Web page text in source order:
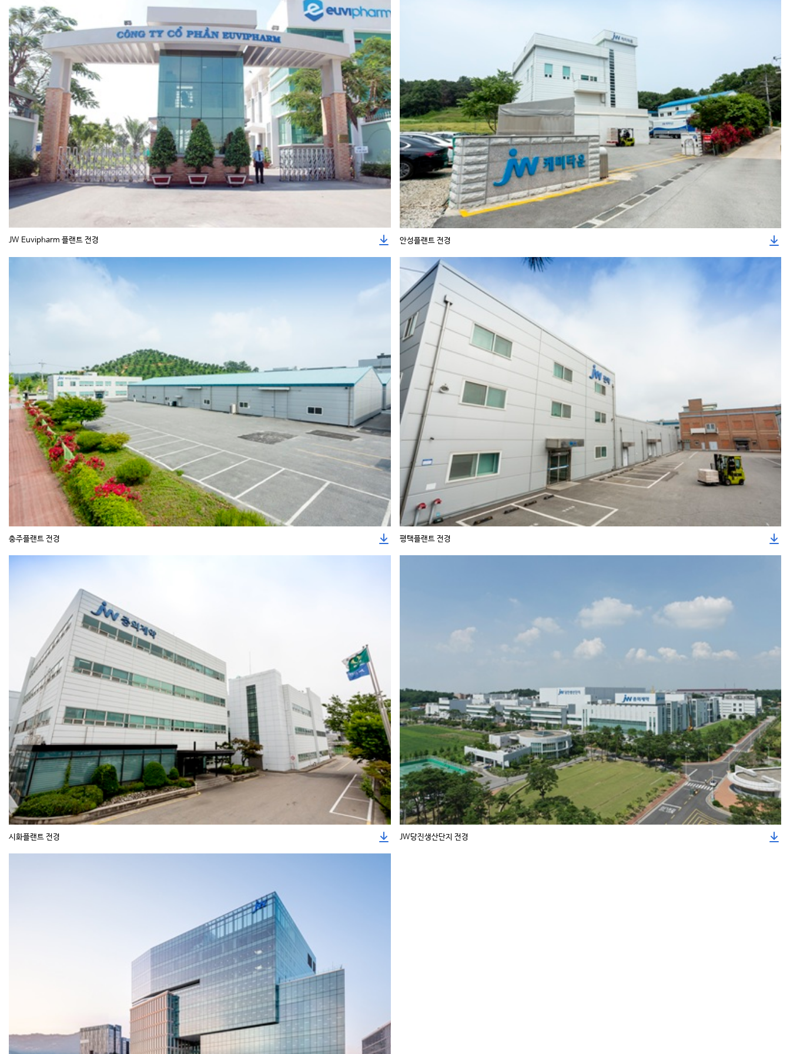
JW Euvipharm 플랜트 전경 안성플랜트 전경
충주플랜트 전경 평택플랜트 전경
시화플랜트 전경 JW당진생산단지 전경